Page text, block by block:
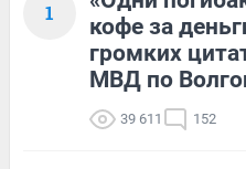
1
кофе за
громких
МВД по
39 611 152